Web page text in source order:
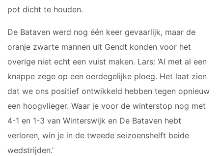
JO13-1
JO13-2
JO13-3
JO13-4
MO13-1
MINI'S
4-5 jarigen
pot dicht te houden.
De Bataven werd nog één keer gevaarlijk, maar de
oranje zwarte mannen uit Gendt konden voor het
overige niet echt een vuist maken. Lars: ‘Al met al een
knappe zege op een oerdegelijke ploeg. Het laat zien
dat we ons positief ontwikkeld hebben tegen opnieuw
een hoogvlieger. Waar je voor de winterstop nog met
4-1 en 1-3 van Winterswijk en De Bataven hebt
verloren, win je in de tweede seizoenshelft beide
wedstrijden.’